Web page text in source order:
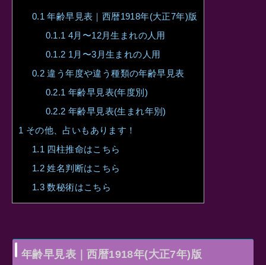
0.1 年齢早見表｜西暦1918年(大正7年)版
0.1.1 4月〜12月生まれの人用
0.1.2 1月〜3月生まれの人用
0.2 違う年度や違う種類の年齢早見表
0.2.1 年齢早見表(年度別)
0.2.2 年齢早見表(生まれ年別)
1 その他、占いもあります！
1.1 四柱推命はこちら
1.2 姓名判断はこちら
1.3 数秘術はこちら
年齢早見表｜西暦1918年(大正7年)版